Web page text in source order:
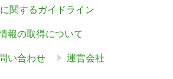
関するガイドライン
報の取得について
い合わせ 運営会社